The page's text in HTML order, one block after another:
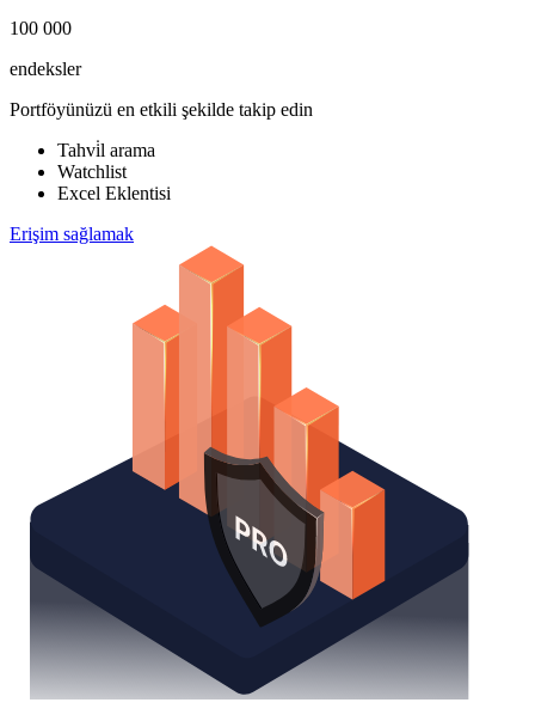
100 000
endeksler
Portföyünüzü en etkili şekilde takip edin
Tahvi̇l arama
Watchlist
Excel Eklentisi
Erişim sağlamak